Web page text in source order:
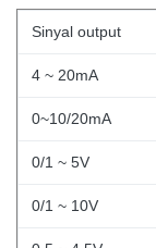
Sinyal output
4 ~ 20mA
0~10/20mA
0/1 ~ 5V
0/1 ~ 10V